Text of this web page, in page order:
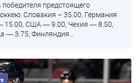
предстоящего
Словакия – 35.00, Германия
США ― 9.00, Чехия ― 8.50,
― 3.75, Финляндия...